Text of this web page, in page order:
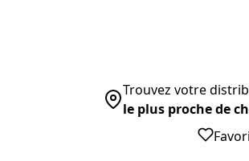
Trouvez votre
le plus proche de